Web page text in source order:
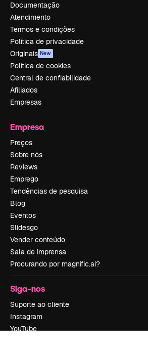
Documentação
Atendimento
Termos e condições
Política de privacidade
Originais New
Política de cookies
Central de confiabilidade
Afiliados
Empresas
Empresa
Preços
Sobre nós
Reviews
Emprego
Tendências de pesquisa
Blog
Eventos
Slidesgo
Vender conteúdo
Sala de imprensa
Procurando por magnific.ai?
Siga-nos
Suporte ao cliente
Instagram
YouTube